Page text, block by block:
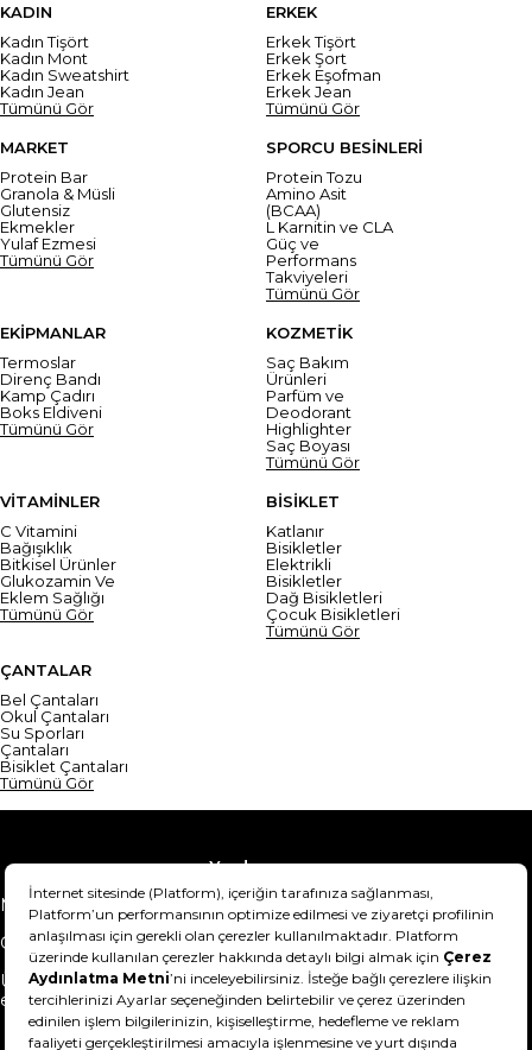
KADIN
Kadın Tişört
Kadın Mont
Kadın Sweatshirt
Kadın Jean
Tümünü Gör
ERKEK
Erkek Tişört
Erkek Şort
Erkek Eşofman
Erkek Jean
Tümünü Gör
MARKET
Protein Bar
Granola & Müsli
Glutensiz
Ekmekler
Yulaf Ezmesi
Tümünü Gör
SPORCU BESİNLERİ
Protein Tozu
Amino Asit
(BCAA)
L Karnitin ve CLA
Güç ve
Performans
Takviyeleri
Tümünü Gör
EKİPMANLAR
Termoslar
Direnç Bandı
Kamp Çadırı
Boks Eldiveni
Tümünü Gör
KOZMETİK
Saç Bakım
Ürünleri
Parfüm ve
Deodorant
Highlighter
Saç Boyası
Tümünü Gör
VİTAMİNLER
C Vitamini
Bağışıklık
Bitkisel Ürünler
Glukozamin Ve
Eklem Sağlığı
Tümünü Gör
BİSİKLET
Katlanır
Bisikletler
Elektrikli
Bisikletler
Dağ Bisikletleri
Çocuk Bisikletleri
Tümünü Gör
ÇANTALAR
Bel Çantaları
Okul Çantaları
Su Sporları
Çantaları
Bisiklet Çantaları
Tümünü Gör
Yardım
Mesafeli Satış Sözleşmesi
Teslimat Bilgisi
Gizlilik Sözleşmesi
Şartlar & Koşullar
Ürünümü nasıl iade
edebilirim?
Hakkımızda